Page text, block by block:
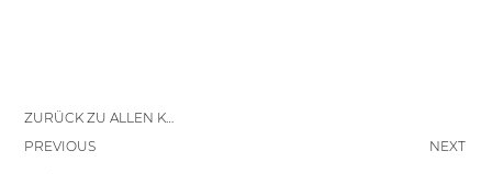
NEXT
ZURÜCK ZU ALLEN KLEIDERN
PREVIOUS